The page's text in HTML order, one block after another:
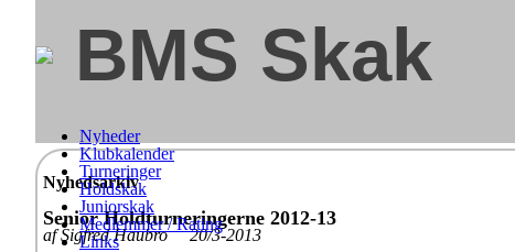
BMS Skak
Nyheder
Klubkalender
Turneringer
Holdskak
Juniorskak
Medlemmer / Rating
Links
Nyhedsarkiv
Senior Holdturneringerne 2012-13
af Sigfred Haubro 20/3-2013